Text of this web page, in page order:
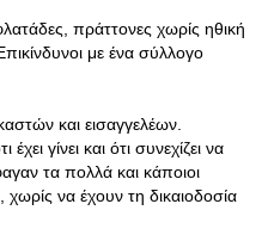
πράττονες χωρίς ηθική
με ένα σύλλογο
και εισαγγελέων.
γίνει και ότι συνεχίζει να
τα πολλά και κάποιοι
να έχουν τη δικαιοδοσία